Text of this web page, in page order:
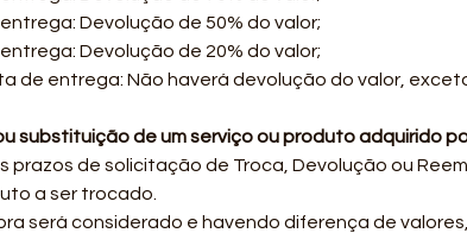
Devolução de 50% do valor;
Devolução de 20% do valor;
de entrega: Não haverá devolução do valor,
substituição de um serviço ou produto adquirido
prazos de solicitação de Troca, Devolução ou
a ser trocado.
será considerado e havendo diferença de